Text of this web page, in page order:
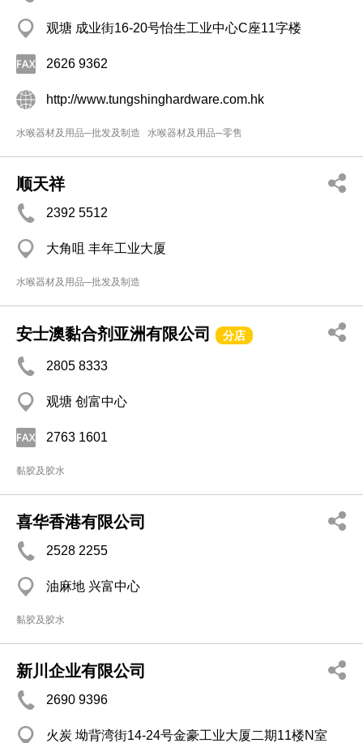
观塘 成业街16-20号怡生工业中心C座11字楼
2626 9362
http://www.tungshinghardware.com.hk
水喉器材及用品─批发及制造 水喉器材及用品─零售
顺天祥
2392 5512
大角咀 丰年工业大厦
水喉器材及用品─批发及制造
安士澳黏合剂亚洲有限公司 分店
2805 8333
观塘 创富中心
2763 1601
黏胶及胶水
喜华香港有限公司
2528 2255
油麻地 兴富中心
黏胶及胶水
新川企业有限公司
2690 9396
火炭 坳背湾街14-24号金豪工业大厦二期11楼N室